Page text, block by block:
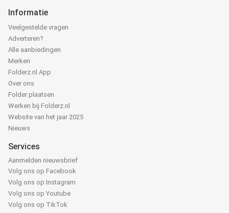
Informatie
Veelgestelde vragen
Adverteren?
Alle aanbiedingen
Merken
Folderz.nl App
Over ons
Folder plaatsen
Werken bij Folderz.nl
Website van het jaar 2025
Nieuws
Services
Aanmelden nieuwsbrief
Volg ons op Facebook
Volg ons op Instagram
Volg ons op Youtube
Volg ons op TikTok